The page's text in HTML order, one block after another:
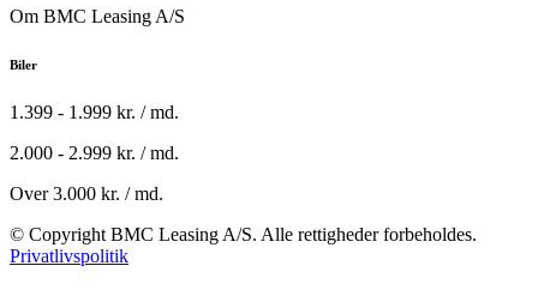
Om BMC Leasing A/S
Biler
1.399 - 1.999 kr. / md.
2.000 - 2.999 kr. / md.
Over 3.000 kr. / md.
© Copyright BMC Leasing A/S. Alle rettigheder forbeholdes.
Privatlivspolitik